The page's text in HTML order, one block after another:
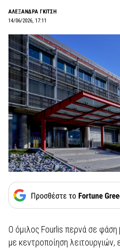
AΛΕΞΑΝΔΡΑ ΓΚΙΤΣΗ
14/06/2026, 17:11
Ο όμιλος Fourlis περνά σε φάση
με κεντροποίηση λειτουργιών,